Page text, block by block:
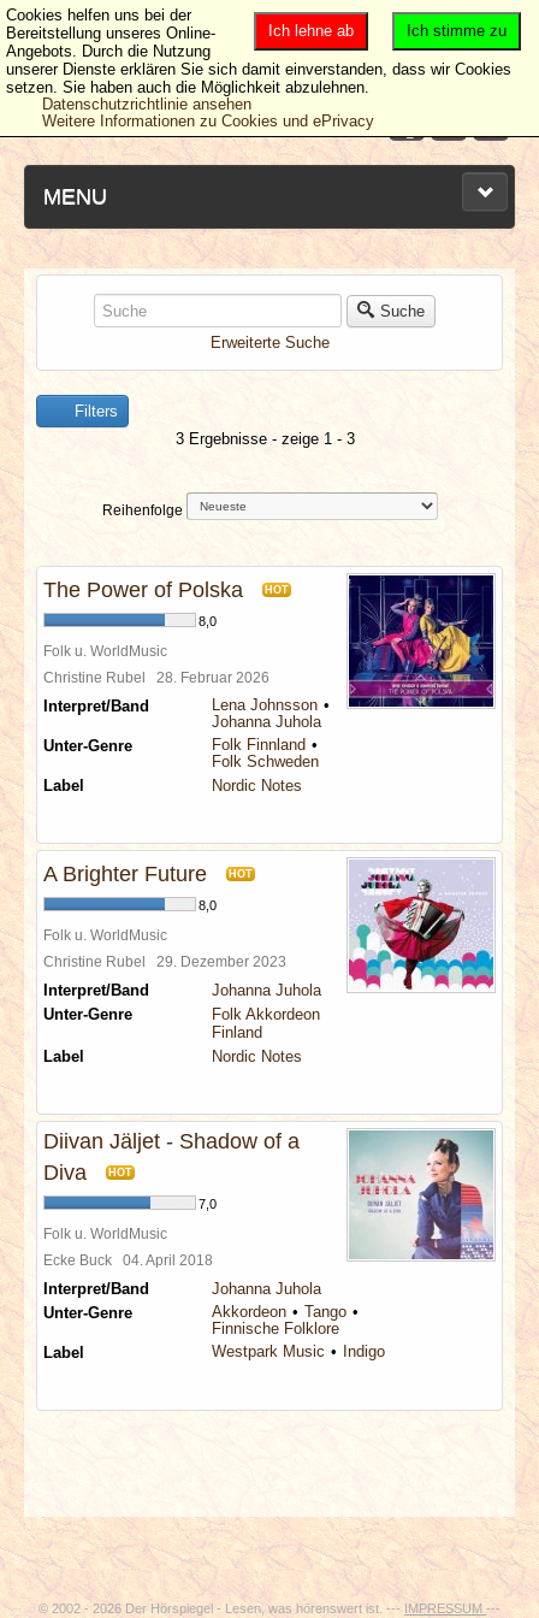
MENU
NEUESTE ARTIKEL
NEWS & DATES
BERICHTE
VERLOSUNGEN
SPECIALS
REDAKTION
LINKS
Suche
Erweiterte Suche
Filters
3 Ergebnisse - zeige 1 - 3
Reihenfolge
The Power of Polska HOT
8,0
Folk u. WorldMusic
Christine Rubel 28. Februar 2026
Interpret/Band
Lena Johnsson
Johanna Juhola
Unter-Genre
Folk Finnland
Folk Schweden
Label
Nordic Notes
A Brighter Future HOT
8,0
Folk u. WorldMusic
Christine Rubel 29. Dezember 2023
Interpret/Band
Johanna Juhola
Unter-Genre
Folk Akkordeon
Finland
Label
Nordic Notes
Diivan Jäljet - Shadow of a
Diva
HOT
7,0
Folk u. WorldMusic
Ecke Buck 04. April 2018
Interpret/Band
Johanna Juhola
Unter-Genre
Akkordeon
Tango
Finnische Folklore
Label
Westpark Music Indigo
© 2002 - 2026 Der Hörspiegel - Lesen, was hörenswert ist. ---IMPRESSUM ---
Ich stimme zu
Ich lehne ab
Cookies helfen uns bei der
Bereitstellung unseres Online-
Angebots. Durch die Nutzung
unserer Dienste erklären Sie sich damit einverstanden, dass wir Cookies
setzen. Sie haben auch die Möglichkeit abzulehnen.
Datenschutzrichtlinie ansehen
Weitere Informationen zu Cookies und ePrivacy